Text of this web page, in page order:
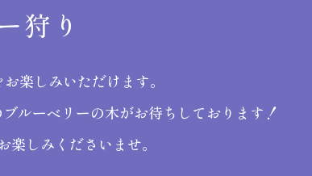
狩り
楽しみいただけます。
ルーベリーの木がお待ちしております！
しみくださいませ。